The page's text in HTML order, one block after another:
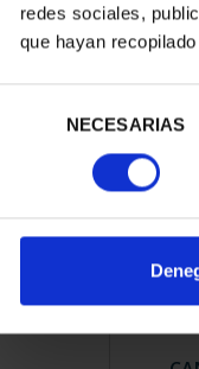
redes sociales,
que hayan
consentimiento
NECESARIAS
2